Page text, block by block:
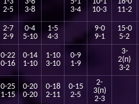
2-5
3-8
3-4
10-3
11-2
2-7
2-9
0-4
5-10
1-5
4-3
9-0
9-1
15-0
5-2
0-22
0-16
0-14
1-10
1-10
3-10
0-9
1-9
3-
2(п)
3-2
0-25
1-15
0-20
0-20
0-18
2-11
0-15
2-5
2-
3(п)
2-3